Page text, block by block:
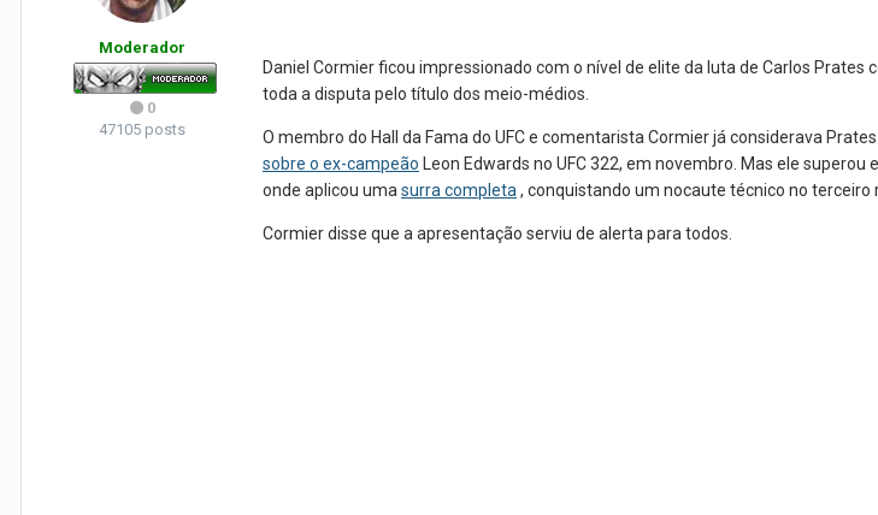
Moderador
0
47105 posts
Daniel Cormier ficou impressionado com o nível de elite da luta de Carlos Prates
toda a disputa pelo título dos meio-médios.
O membro do Hall da Fama do UFC e comentarista Cormier já considerava
sobre o ex-campeão Leon Edwards no UFC 322, em novembro. Mas ele
onde aplicou uma surra completa , conquistando um nocaute técnico no terceiro
Cormier disse que a apresentação serviu de alerta para todos.